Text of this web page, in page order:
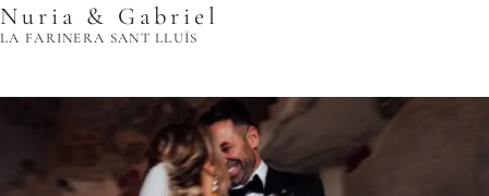
Nuria & Gabriel
LA FARINERA SANT LLUÍS